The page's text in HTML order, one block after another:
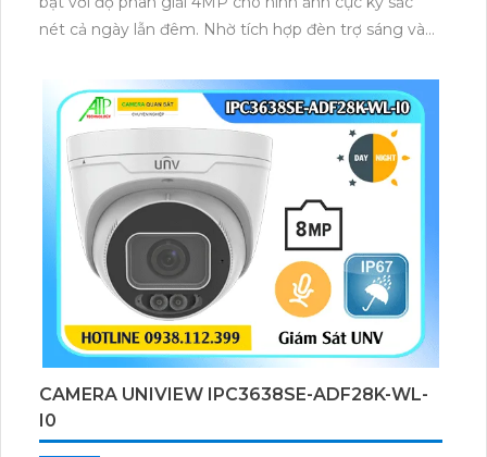
nét cả ngày lẫn đêm. Nhờ tích hợp đèn trợ sáng và
kiện ánh sáng yếu, đồng thời trang bị micro thu âm
nguồn POE, khe cắm thẻ nhớ đến 512GB và công
nghệ AI nhận diện chính xác người và phương tiện.
CAMERA UNIVIEW IPC3638SE-ADF28K-WL-
I0